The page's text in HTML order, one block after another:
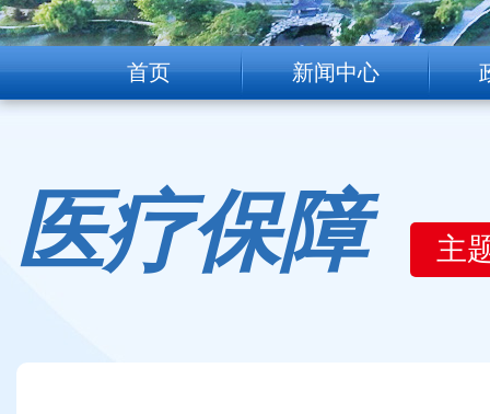
首页 新闻中心
医疗保障 主